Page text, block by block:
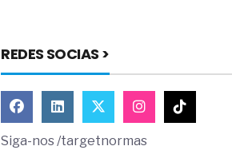
REDES SOCIAS >
Siga-nos /targetnormas